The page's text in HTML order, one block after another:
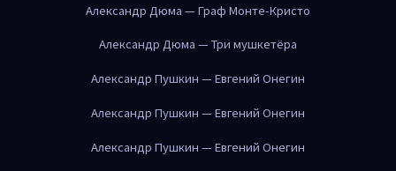
Александр Дюма — Граф Монте-Кристо
Александр Дюма — Три мушкетёра
Александр Пушкин — Евгений Онегин
Александр Пушкин — Евгений Онегин
Александр Пушкин — Евгений Онегин